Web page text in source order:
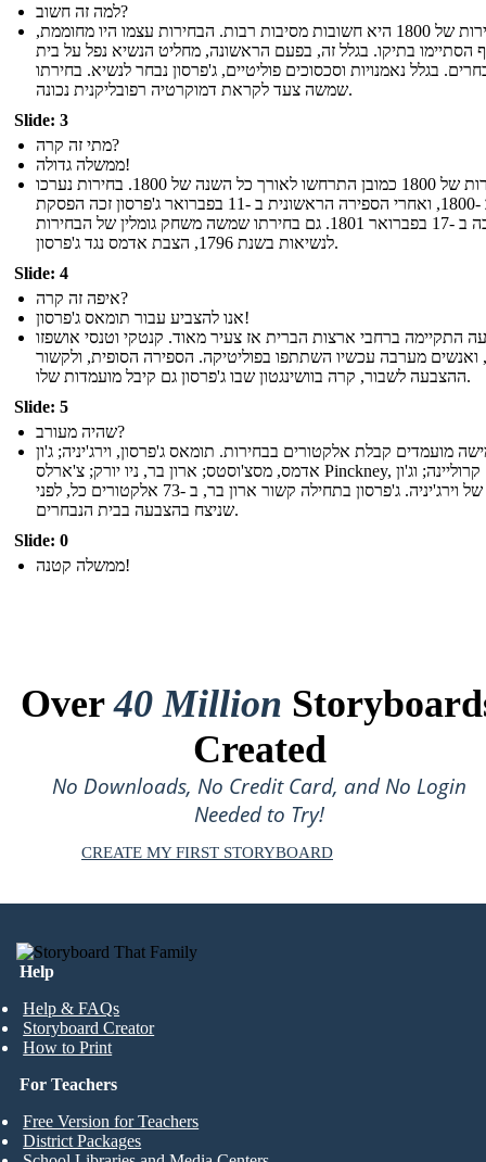
למה זה חשוב?
הבחירות של 1800 היא חשובות מסיבות רבות. הבחירות עצמו היו מחוממת,
הסתיימו בתיקו. בגלל זה, בפעם הראשונה, מחליט הנשיא נפל על בית
בגלל נאמנויות וסכסוכים פוליטיים, ג'פרסון נבחר לנשיא. בחירתו
שמשה צעד לקראת דמוקרטיה רפובליקנית נכונה.
Slide: 3
מתי זה קרה?
ממשלה גדולה!
הבחירות של 1800 כמובן התרחשו לאורך כל השנה של 1800. בחירות נערכו
ב -1800, ואחרי הספירה הראשונית ב -11 בפברואר ג'פרסון זכה הפסקת
העניבה ב -17 בפברואר 1801. גם בחירתו שמשה משחק גומלין של הבחירות
לנשיאות בשנת 1796, הצבת אדמס נגד ג'פרסון.
Slide: 4
איפה זה קרה?
אנו להצביע עבור תומאס ג'פרסון!
התקיימה ברחבי ארצות הברית אז צעיר מאוד. קנטקי וטנסי אושפזו
ואנשים מערבה עכשיו השתתפו בפוליטיקה. הספירה הסופית, ולקשור
ההצבעה לשבור, קרה בוושינגטון שבו ג'פרסון גם קיבל מועמדות שלו.
Slide: 5
שהיה מעורב?
מועמדים קבלת אלקטורים בבחירות. תומאס ג'פרסון, וירג'יניה; ג'ון
אדמס, מסצ'וסטס; ארון בר, ניו יורק; צ'ארלס Pinckney, דרום קרוליינה; וג'ון
ג'יי, גם של וירג'יניה. ג'פרסון בתחילה קשור ארון בר, ב -73 אלקטורים כל, לפני
שניצח בהצבעה בבית הנבחרים.
Slide: 0
ממשלה קטנה!
Over40 Million
Created
No Downloads, No Credit Card, and No Login
Needed to Try!
CREATE MY FIRST STORYBOARD
Help
Help & FAQs
Storyboard Creator
How to Print
For Teachers
Free Version for Teachers
District Packages